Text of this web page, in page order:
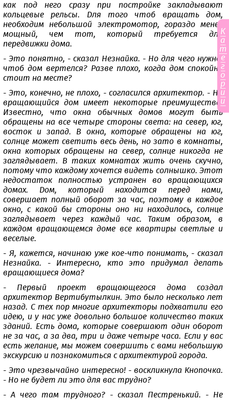
как под него сразу при постройке закладывают
кольцевые рельсы. Для того чтоб вращать дом,
необходим небольшой электромотор, гораздо менее
мощный, чем тот, который требуется для
передвижки дома.
- Это понятно, - сказал Незнайка. - Но для чего нужно,
чтоб дом вертелся? Разве плохо, когда дом спокойно
стоит на месте?
- Это, конечно, не плохо, - согласился архитектор. - Но
вращающийся дом имеет некоторые преимущества.
Известно, что окна обычных домов могут быть
обращены на все четыре стороны света: на север, юг,
восток и запад. В окна, которые обращены на юг,
солнце может светить весь день, но зато в комнаты,
окна которых обращены на север, солнце никогда не
заглядывает. В таких комнатах жить очень скучно,
потому что каждому хочется видеть солнышко. Этот
недостаток полностью устранен во вращающихся
домах. Дом, который находится перед нами,
совершает полный оборот за час, поэтому в каждое
окно, с какой бы стороны оно ни находилось, солнце
заглядывает через каждый час. Таким образом, в
каждом вращающемся доме все квартиры светлые и
веселые.
- Я, кажется, начинаю уже кое-что понимать, - сказал
Незнайка. - Интересно, кто это придумал делать
вращающиеся дома?
- Первый проект вращающегося дома создал
архитектор Вертибутылкин. Это было несколько лет
назад. С тех пор многие архитекторы подхватили его
идею, и у нас уже довольно большое количество таких
зданий. Есть дома, которые совершают один оборот
не за час, а за два, три и даже четыре часа. Если у вас
есть желание, мы можем совершить с вами небольшую
экскурсию и познакомиться с архитектурой города.
- Это чрезвычайно интересно! - воскликнула Кнопочка.
- Но не будет ли это для вас трудно?
- А чего там трудного? - сказал Пестренький. - Не
К
а
т
е
г
о
р
и
и